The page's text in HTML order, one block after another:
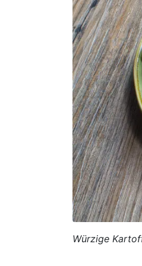
Würzige